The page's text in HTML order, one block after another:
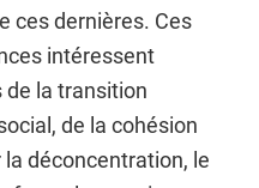
ces dernières. Ces
intéressent
la transition
de la cohésion
déconcentration, le